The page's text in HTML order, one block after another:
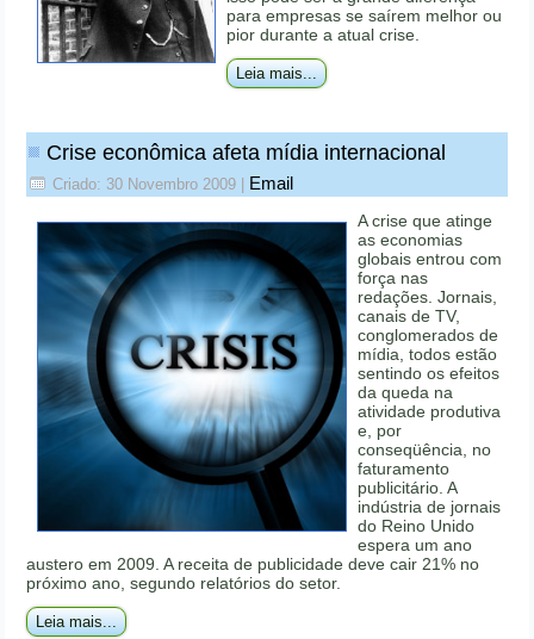
para empresas se saírem melhor ou
pior durante a atual crise.
Leia mais...
Crise econômica afeta mídia internacional
Criado: 30 Novembro 2009 Email
A crise que atinge
as economias
globais entrou com
força nas
redações. Jornais,
canais de TV,
conglomerados de
mídia, todos estão
sentindo os efeitos
da queda na
atividade produtiva
e, por
conseqüência, no
faturamento
publicitário. A
indústria de jornais
do Reino Unido
espera um ano
austero em 2009. A receita de publicidade deve cair 21% no
próximo ano, segundo relatórios do setor.
Leia mais...